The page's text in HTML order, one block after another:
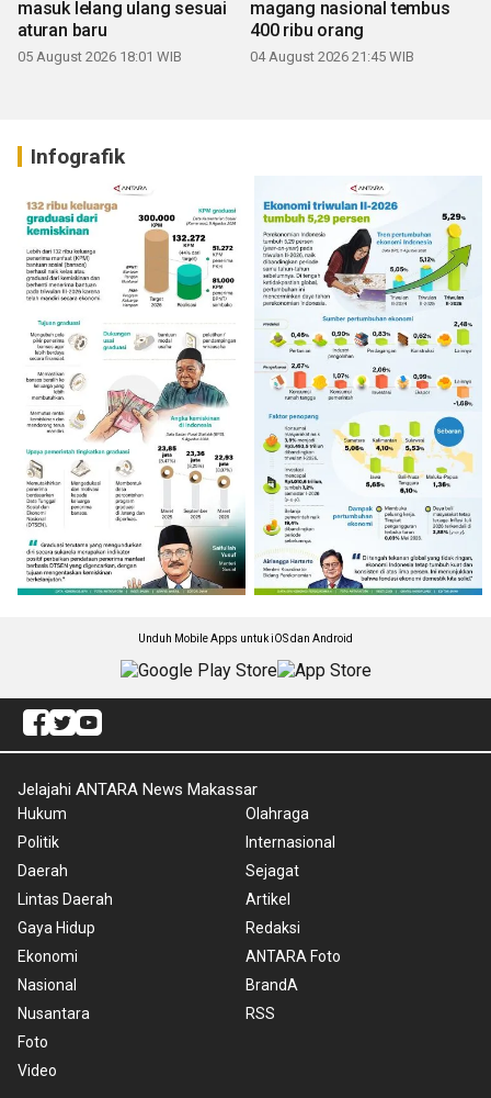
masuk lelang ulang sesuai
aturan baru
05 August 2026 18:01 WIB
magang nasional tembus
400 ribu orang
04 August 2026 21:45 WIB
Infografik
Unduh Mobile Apps untuk iOS dan Android
Jelajahi ANTARA News Makassar
Hukum
Politik
Daerah
Lintas Daerah
Gaya Hidup
Ekonomi
Nasional
Nusantara
Foto
Video
Olahraga
Internasional
Sejagat
Artikel
Redaksi
ANTARA Foto
BrandA
RSS